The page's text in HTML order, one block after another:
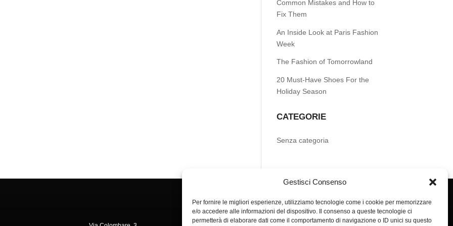
Gestisci Consenso
Per fornire le migliori esperienze, utilizziamo tecnologie come i cookie per memorizzare
e/o accedere alle informazioni del dispositivo. Il consenso a queste tecnologie ci
permetterà di elaborare dati come il comportamento di navigazione o ID unici su questo
Common Mistakes and How to
Fix Them
An Inside Look at Paris Fashion
Week
The Fashion of Tomorrowland
20 Must-Have Shoes For the
Holiday Season
CATEGORIE
Senza categoria